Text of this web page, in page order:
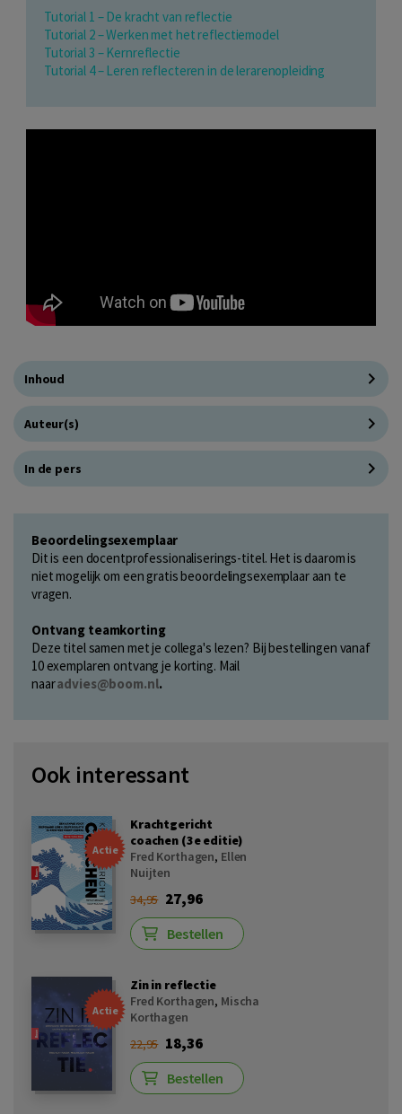
Tutorial 1 – De kracht van reflectie
Tutorial 2 – Werken met het reflectiemodel
Tutorial 3 – Kernreflectie
Tutorial 4 – Leren reflecteren in de lerarenopleiding
Inhoud
Auteur(s)
In de pers
Beoordelingsexemplaar
Dit is een docentprofessionaliserings-titel. Het is daarom is
niet mogelijk om een gratis beoordelingsexemplaar aan te
vragen.
Ontvang teamkorting
Deze titel samen met je collega's lezen? Bij bestellingen vanaf
10 exemplaren ontvang je korting. Mail
naaradvies@boom.nl.
Ook interessant
Actie
Krachtgericht
coachen (3e editie)
Fred Korthagen, Ellen
Nuijten
34,95 27,96
Bestellen
Actie
Zin in reflectie
Fred Korthagen, Mischa
Korthagen
22,95 18,36
Bestellen